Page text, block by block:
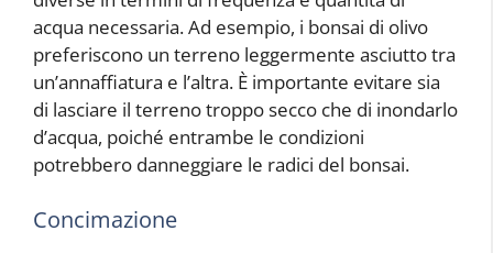
acqua necessaria. Ad esempio, i bonsai di olivo
preferiscono un terreno leggermente asciutto tra
un’annaffiatura e l’altra. È importante evitare sia
di lasciare il terreno troppo secco che di inondarlo
d’acqua, poiché entrambe le condizioni
potrebbero danneggiare le radici del bonsai.
Concimazione